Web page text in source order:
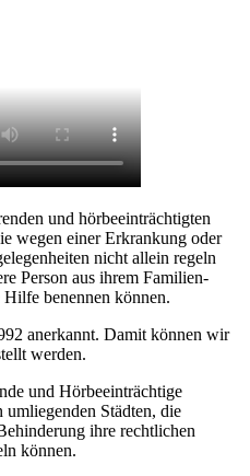
und hörbeeinträchtigten
wegen einer Erkrankung oder
nicht allein regeln
Person aus ihrem Familien-
Hilfe benennen können.
anerkannt. Damit können wir
werden.
und Hörbeeinträchtige
Städten, die
ihre rechtlichen
können.